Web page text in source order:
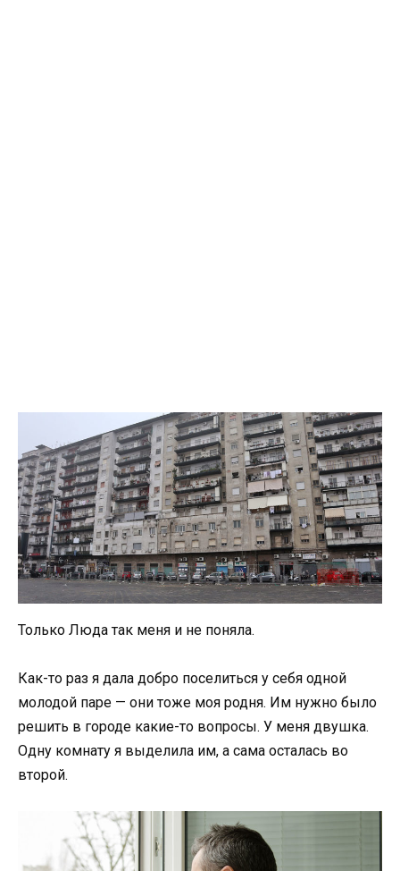
Только Люда так меня и не поняла.
Как-то раз я дала добро поселиться у себя одной
молодой паре — они тоже моя родня. Им нужно было
решить в городе какие-то вопросы. У меня двушка.
Одну комнату я выделила им, а сама осталась во
второй.